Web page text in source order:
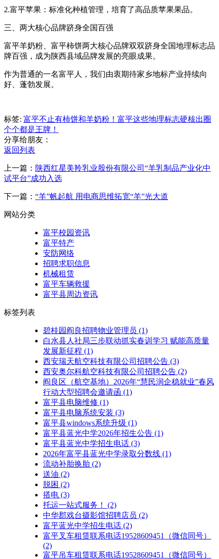
2.富平苹果：标准化种植管理，培育了高品质苹果果品。
三、两大核心品牌跻身全国百强
富平羊奶粉、富平柿饼两大核心品牌双双跻身全国地理标志品
牌百强，成为陕西县域品牌发展的亮眼成果。
作为普通的一名富平人，我们由衷期待家乡地标产业持续向
好、蓬勃发展。
标签: 富平不止有柿饼和羊奶粉！富平这些地理标志硬核出圈
个个都是王牌！
分享给朋友：
返回列表
上一篇： 陕西红星美羚乳业股份有限公司“羊乳制品产业化中
试平台”成功入选
下一篇： “羊”帆起航 用电商思维拓宽“羊”光大道
网站分类
富平校园资讯
富平特产
安防网络
招聘求职信息
机械租赁
富平车辆救援
富平县周边资讯
标签列表
碧桂园阎良招聘物业管理员 (1)
白水县人社局三步联动抓实春训学习 赋能高质量
发展新征程 (1)
西安瑞天航空科技有限公司招聘公告 (3)
西安奥尔科航空科技有限公司招聘公告 (2)
阎良区（航空基地）2026年“慧民润企稳就业”春风
行动大型招聘会邀请函 (1)
富平县电脑维修 (1)
富平县电脑系统安装 (3)
富平县windows系统升级 (1)
富平县蓝光中学2026年招生公告 (1)
富平县蓝光中学招生电话 (3)
2026年富平县蓝光中学录取分数线 (1)
流动补胎换胎 (2)
送油 (2)
脱困 (2)
搭电 (3)
托运一站式服务！
(2)
中华郡戏台摄影馆招聘店员 (2)
富平蓝光中学招生电话 (2)
富平叉车租赁联系电话19528609451（微信同号）
(2)
富平吊车租赁联系电话19528609451（微信同号）